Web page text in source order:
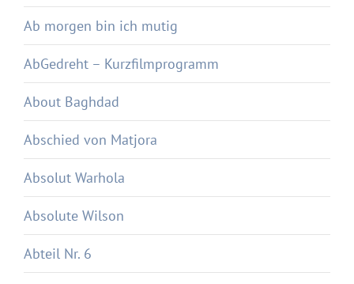
Ab morgen bin ich mutig
AbGedreht – Kurzfilmprogramm
About Baghdad
Abschied von Matjora
Absolut Warhola
Absolute Wilson
Abteil Nr. 6